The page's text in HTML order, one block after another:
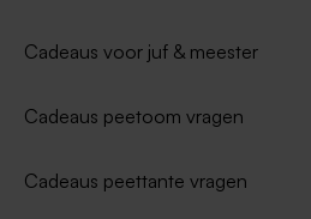
Cadeaus voor juf & meester
Cadeaus peetoom vragen
Cadeaus peettante vragen